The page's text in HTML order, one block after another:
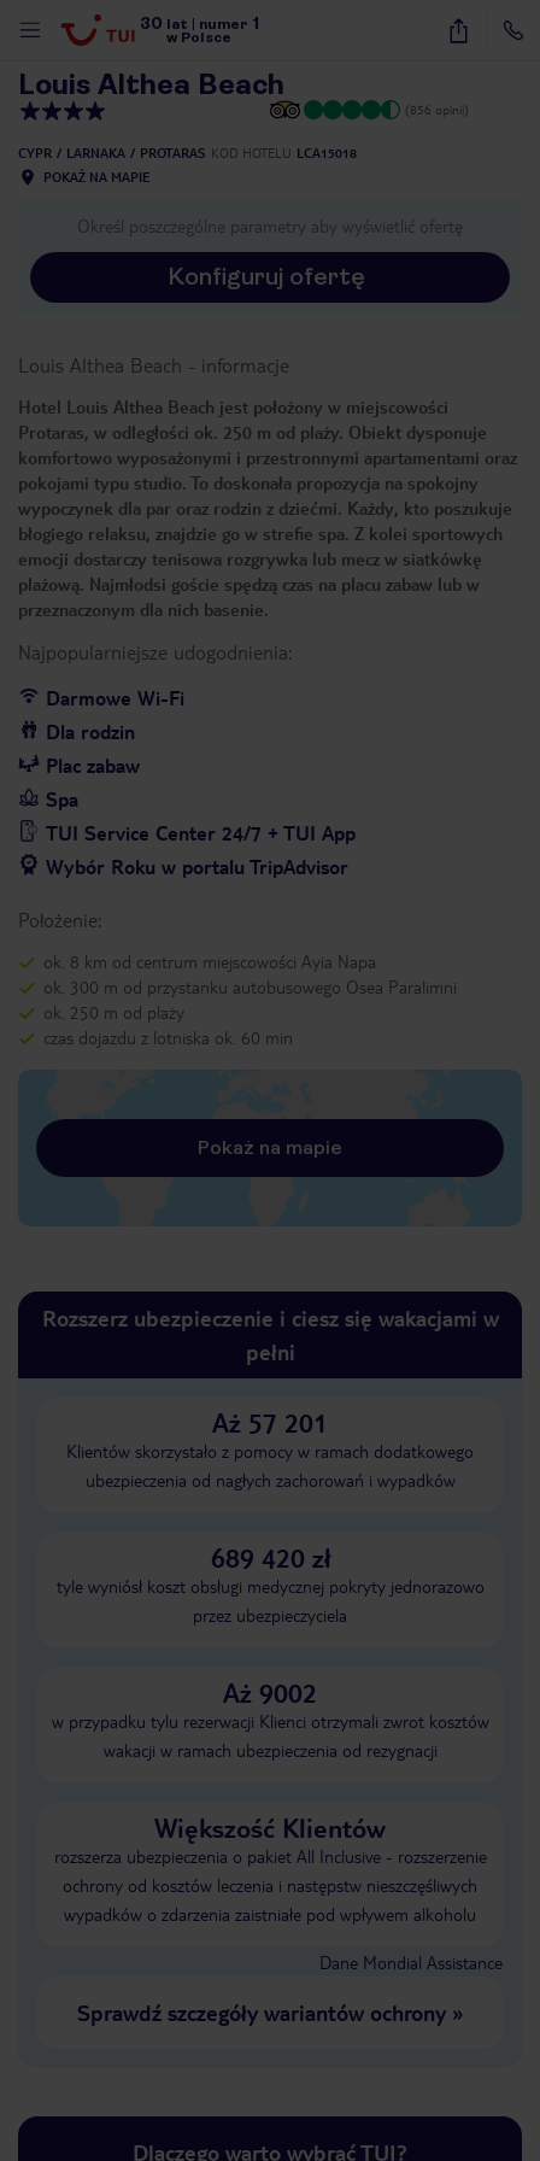
30 lat numer 1
w Polsce
40
Louis Althea Beach
(856 opinii)
CYPR LARNAKA PROTARAS KOD HOTELU LCA15018
POKAŻ NA MAPIE
Określ poszczególne parametry aby wyświetlić ofertę
Konfiguruj ofertę
Louis Althea Beach - informacje
Hotel Louis Althea Beach jest położony w miejscowości
Protaras, w odległości ok. 250 m od plaży. Obiekt dysponuje
komfortowo wyposażonymi i przestronnymi apartamentami oraz
pokojami typu studio. To doskonała propozycja na spokojny
wypoczynek dla par oraz rodzin z dziećmi. Każdy, kto poszukuje
błogiego relaksu, znajdzie go w strefie spa. Z kolei sportowych
emocji dostarczy tenisowa rozgrywka lub mecz w siatkówkę
plażową. Najmłodsi goście spędzą czas na placu zabaw lub w
przeznaczonym dla nich basenie.
Najpopularniejsze udogodnienia:
Darmowe Wi-Fi
Dla rodzin
Plac zabaw
Spa
TUI Service Center 24/7 + TUI App
Wybór Roku w portalu TripAdvisor
Położenie:
ok. 8 km od centrum miejscowości Ayia Napa
ok. 300 m od przystanku autobusowego Osea Paralimni
ok. 250 m od plaży
czas dojazdu z lotniska ok. 60 min
Pokaż na mapie
Rozszerz ubezpieczenie i ciesz się wakacjami w
pełni
Aż 57 201
Klientów skorzystało z pomocy w ramach dodatkowego
ubezpieczenia od nagłych zachorowań i wypadków
689 420 zł
tyle wyniósł koszt obsługi medycznej pokryty jednorazowo
przez ubezpieczyciela
Aż 9002
w przypadku tylu rezerwacji Klienci otrzymali zwrot kosztów
wakacji w ramach ubezpieczenia od rezygnacji
Większość Klientów
rozszerza ubezpieczenia o pakiet All Inclusive - rozszerzenie
ochrony od kosztów leczenia i następstw nieszczęśliwych
wypadków o zdarzenia zaistniałe pod wpływem alkoholu
Dane Mondial Assistance
Sprawdź szczegóły wariantów ochrony»
Dlaczego warto wybrać TUI?